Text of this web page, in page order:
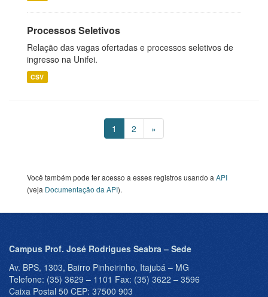
Processos Seletivos
Relação das vagas ofertadas e processos seletivos de
ingresso na Unifei.
CSV
1 2 »
Você também pode ter acesso a esses registros usando a API
(veja Documentação da API).
Campus Prof. José Rodrigues Seabra – Sede
Av. BPS, 1303, Bairro Pinheirinho, Itajubá – MG
Telefone: (35) 3629 – 1101 Fax: (35) 3622 – 3596
Caixa Postal 50 CEP: 37500 903